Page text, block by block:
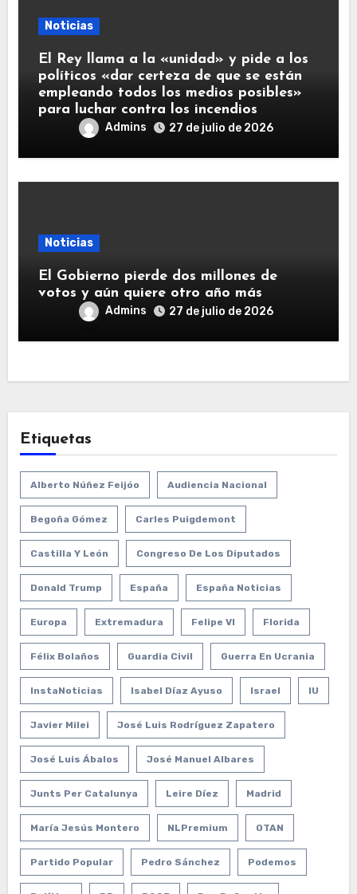
Noticias
El Rey llama a la «unidad» y pide a los
políticos «dar certeza de que se están
empleando todos los medios posibles»
para luchar contra los incendios
Admins 27 de julio de 2026
Noticias
El Gobierno pierde dos millones de
votos y aún quiere otro año más
Admins 27 de julio de 2026
Etiquetas
Alberto Núñez Feijóo Audiencia Nacional
Begoña Gómez Carles Puigdemont
Castilla Y León Congreso De Los Diputados
Donald Trump España España Noticias
Europa Extremadura Felipe VI Florida
Félix Bolaños Guardia Civil Guerra En Ucrania
InstaNoticias Isabel Díaz Ayuso Israel IU
Javier Milei José Luis Rodríguez Zapatero
José Luis Ábalos José Manuel Albares
Junts Per Catalunya Leire Díez Madrid
María Jesús Montero NLPremium OTAN
Partido Popular Pedro Sánchez Podemos